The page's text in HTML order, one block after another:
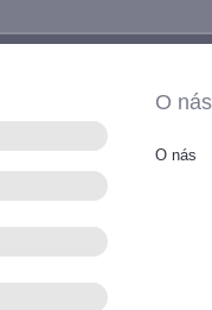
O nás
O nás